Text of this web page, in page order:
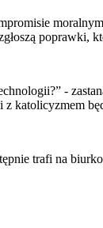
poprawki,
-
katolicyzmem
trafi na